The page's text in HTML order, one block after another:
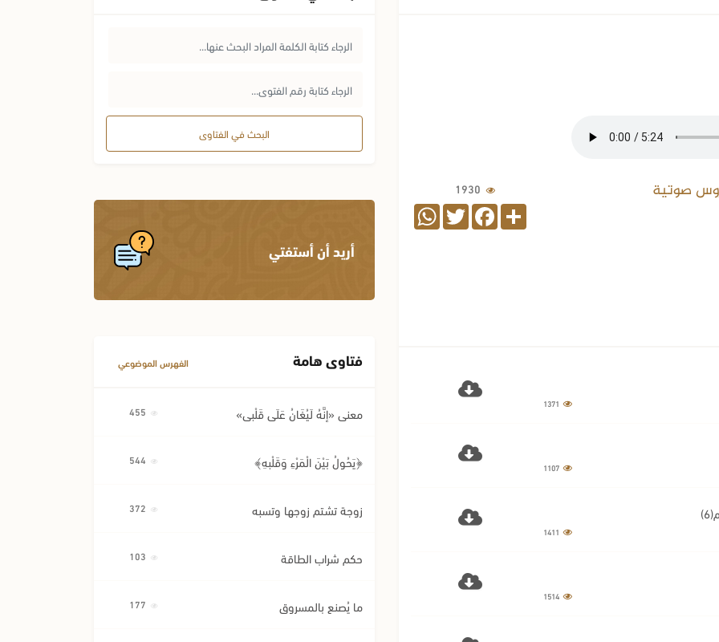
صوتية 1930
Share
Facebook
Twitter
WhatsApp
1107
1514
البحث في الفتاوى
أريد أن أستفتي
فتاوى هامة الفهرس الموضوعي
معنى «إِنَّهُ لَيُغَانُ عَلَى قَلْبِي»
﴿يَحُولُ بَيْنَ الْمَرْءِ وَقَلْبِهِ﴾
زوجة تشتم زوجها وتسبه
حكم شراب الطاقة
ما يُصنع بالمسروق